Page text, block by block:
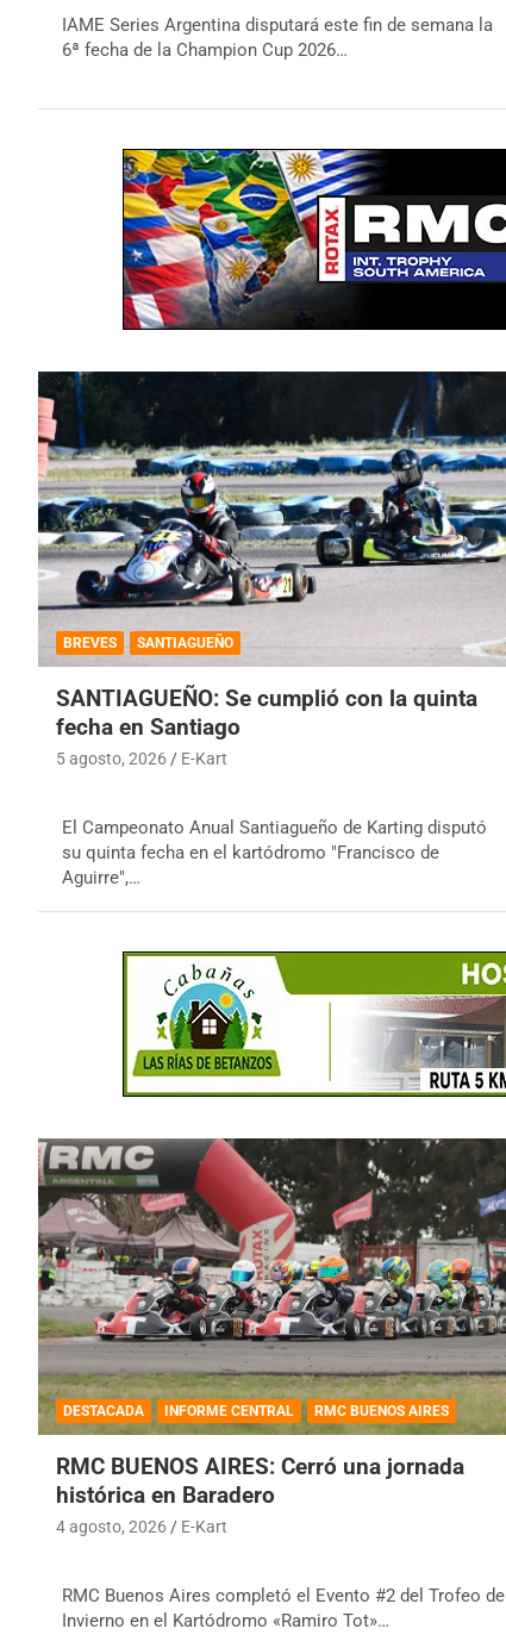
IAME Series Argentina disputará este fin de semana la
6ª fecha de la Champion Cup 2026…
BREVES SANTIAGUEÑO
SANTIAGUEÑO: Se cumplió con la quinta
fecha en Santiago
5 agosto, 2026 E-Kart
El Campeonato Anual Santiagueño de Karting disputó
su quinta fecha en el kartódromo "Francisco de
Aguirre",…
DESTACADA INFORME CENTRAL RMC BUENOS AIRES
RMC BUENOS AIRES: Cerró una jornada
histórica en Baradero
4 agosto, 2026 E-Kart
RMC Buenos Aires completó el Evento #2 del Trofeo de
Invierno en el Kartódromo «Ramiro Tot»…